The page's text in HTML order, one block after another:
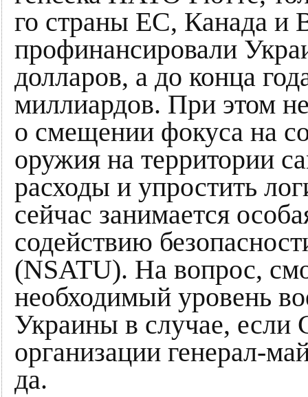
го страны ЕС, Канада и
профинансировали
долларов, а до конца
миллиардов. При этом
о смещении фокуса на
оружия на территории
расходы и упростить
сейчас занимается
содействию
(NSATU). На вопрос,
необходимый уровень
Украины в случае,
организации генерал-
да.